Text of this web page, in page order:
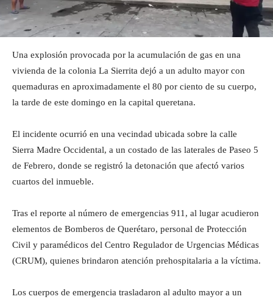
Una explosión provocada por la acumulación de gas en una
vivienda de la colonia La Sierrita dejó a un adulto mayor con
quemaduras en aproximadamente el 80 por ciento de su cuerpo,
la tarde de este domingo en la capital queretana.
El incidente ocurrió en una vecindad ubicada sobre la calle
Sierra Madre Occidental, a un costado de las laterales de Paseo 5
de Febrero, donde se registró la detonación que afectó varios
cuartos del inmueble.
Tras el reporte al número de emergencias 911, al lugar acudieron
elementos de Bomberos de Querétaro, personal de Protección
Civil y paramédicos del Centro Regulador de Urgencias Médicas
(CRUM), quienes brindaron atención prehospitalaria a la víctima.
Los cuerpos de emergencia trasladaron al adulto mayor a un